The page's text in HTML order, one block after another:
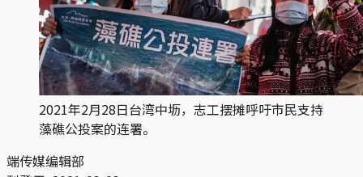
2021年2月28日台湾中坜，志工摆摊呼吁市民支持
藻礁公投案的连署。
端传媒编辑部